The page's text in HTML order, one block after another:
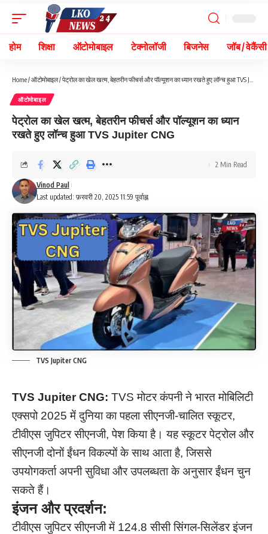
होम शिक्षा ऑटोमोबाइल टेक्नोलॉजी बिजनेस जॉब / वेकैंसी
Home/ऑटोमोबाइल/पेट्रोल का खेल खत्म, बेहतरीन फीचर्स और पॉल्यूशन का ध्यान रखते हुए लॉन्च हुआ TVS Jupiter CNG
ऑटोमोबाइल
पेट्रोल का खेल खत्म, बेहतरीन फीचर्स और पॉल्यूशन का ध्यान
रखते हुए लॉन्च हुआ TVS Jupiter CNG
Last updated: फ़रवरी 20, 2025 11:59 पूर्वाह्न
Vinod Paul
2 Min Read
TVS Jupiter CNG
TVS Jupiter CNG: TVS मोटर कंपनी ने भारत मोबिलिटी
एक्सपो 2025 में दुनिया का पहला सीएनजी-चालित स्कूटर,
टीवीएस जुपिटर सीएनजी, पेश किया है। यह स्कूटर पेट्रोल और
सीएनजी दोनों ईंधन विकल्पों के साथ आता है, जिससे
उपयोगकर्ता अपनी सुविधा और उपलब्धता के अनुसार ईंधन चुन
सकते हैं।
इंजन और प्रदर्शन:
टीवीएस जुपिटर सीएनजी में 124.8 सीसी सिंगल-सिलेंडर इंजन